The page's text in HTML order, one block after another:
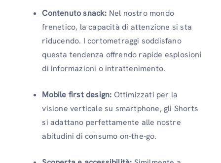
Contenuto snack: Nel nostro mondo
frenetico, la capacità di attenzione si sta
riducendo. I cortometraggi soddisfano
questa tendenza offrendo rapide esplosioni
di informazioni o intrattenimento.
Mobile first design: Ottimizzati per la
visione verticale su smartphone, gli Shorts
si adattano perfettamente alle nostre
abitudini di consumo on-the-go.